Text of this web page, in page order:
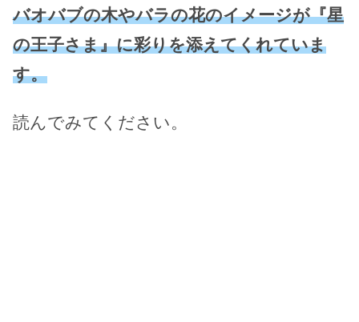
バオバブの木やバラの花のイメージが『星
の王子さま』に彩りを添えてくれていま
す。
読んでみてください。